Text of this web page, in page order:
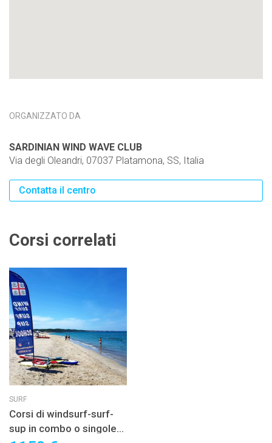
ORGANIZZATO DA
SARDINIAN WIND WAVE CLUB
Via degli Oleandri, 07037 Platamona, SS, Italia
Contatta il centro
Corsi correlati
SURF
Corsi di windsurf-surf-
sup in combo o singole